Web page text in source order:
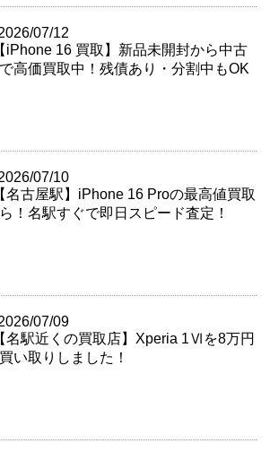
07/12
【iPhone 16 買取】新品未開封から中古
高価買取中！残債あり・分割中もOK
07/10
【名古屋駅】iPhone 16 Proの最高値買取
！名駅すぐで即日スピード査定！
07/09
【名駅近くの買取店】Xperia 1Ⅵを8万円
い取りしました！